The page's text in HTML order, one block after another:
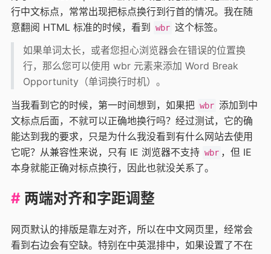
行中文标点，常常出现把标点换行到行首的情况。我在随
意翻阅 HTML 标准的时候，看到 wbr 这个标签。
如果单词太长，或者您担心浏览器会在错误的位置换
行，那么您可以使用 wbr 元素来添加 Word Break
Opportunity（单词换行时机）。
当我看到它的时候，第一时间想到，如果把 wbr 添加到中
文标点后面，不就可以正确地换行吗？经过测试，它的确
能达到我的要求，只是为什么我没看到有什么网站去使用
它呢？从兼容性来说，只有 IE 浏览器不支持 wbr ，但 IE
本身就能正确对标点换行，因此也就没关系了。
两端对齐和字距调整
网页默认的排版是靠左对齐，所以在中文网页里，经常会
看到右边会有空缺。特别在中英混排中，如果设置了不在